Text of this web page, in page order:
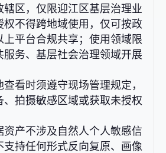
辖区，仅限迎江区基层治理业
权不得跨地域使用，仅可按政
上平台合规共享；使用领域限
服务、基层社会治理领域开展
看时须遵守现场管理规定，
、拍摄敏感区域或获取未授权
产不涉及自然人个人敏感信
支持任何形式反向复原、画像